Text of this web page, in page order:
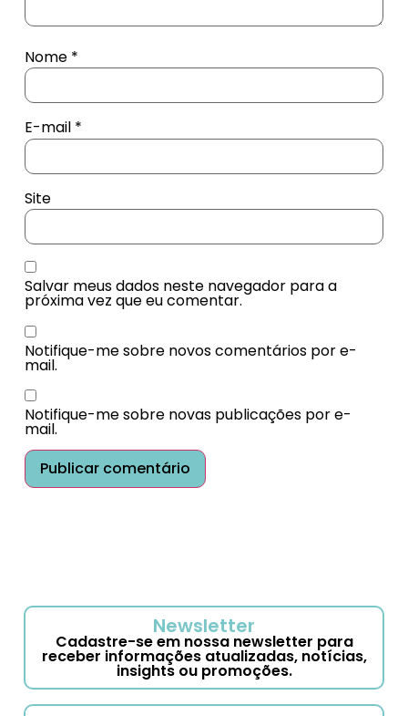
Nome *
E-mail *
Site
Salvar meus dados neste navegador para a
próxima vez que eu comentar.
Notifique-me sobre novos comentários por e-
mail.
Notifique-me sobre novas publicações por e-
mail.
Newsletter
Cadastre-se em nossa newsletter para
receber informações atualizadas, notícias,
insights ou promoções.